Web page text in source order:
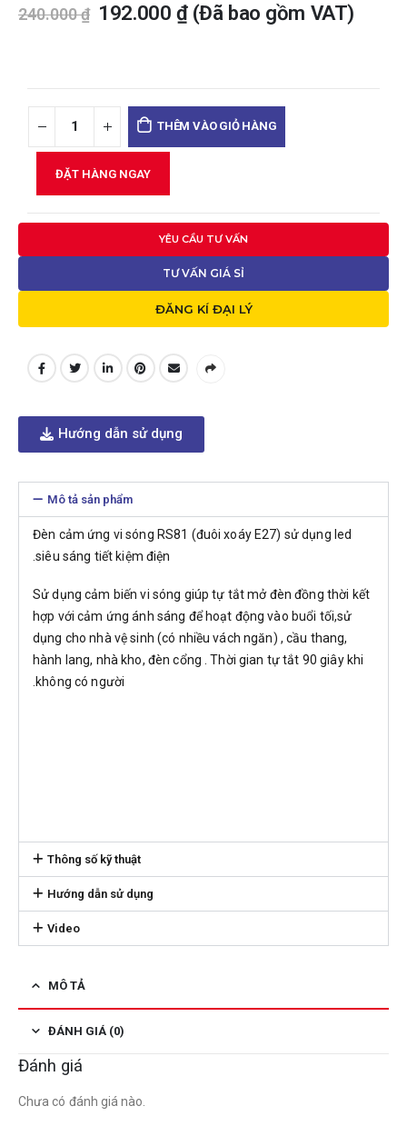
240.000₫ 192.000 ₫(Đã bao gồm VAT)
THÊM VÀO GIỎ HÀNG
ĐẶT HÀNG NGAY
YÊU CẦU TƯ VẤN
TƯ VẤN GIÁ SỈ
ĐĂNG KÍ ĐẠI LÝ
Hướng dẫn sử dụng
Mô tả sản phẩm
Đèn cảm ứng vi sóng RS81 (đuôi xoáy E27) sử dụng led
siêu sáng tiết kiệm điện.
Sử dụng cảm biến vi sóng giúp tự tắt mở đèn đồng thời kết
hợp với cảm ứng ánh sáng để hoạt động vào buổi tối,sử
dụng cho nhà vệ sinh (có nhiều vách ngăn) , cầu thang,
hành lang, nhà kho, đèn cổng . Thời gian tự tắt 90 giây khi
không có người.
Thông số kỹ thuật
Hướng dẫn sử dụng
Video
MÔ TẢ
ĐÁNH GIÁ (0)
Đánh giá
Chưa có đánh giá nào.